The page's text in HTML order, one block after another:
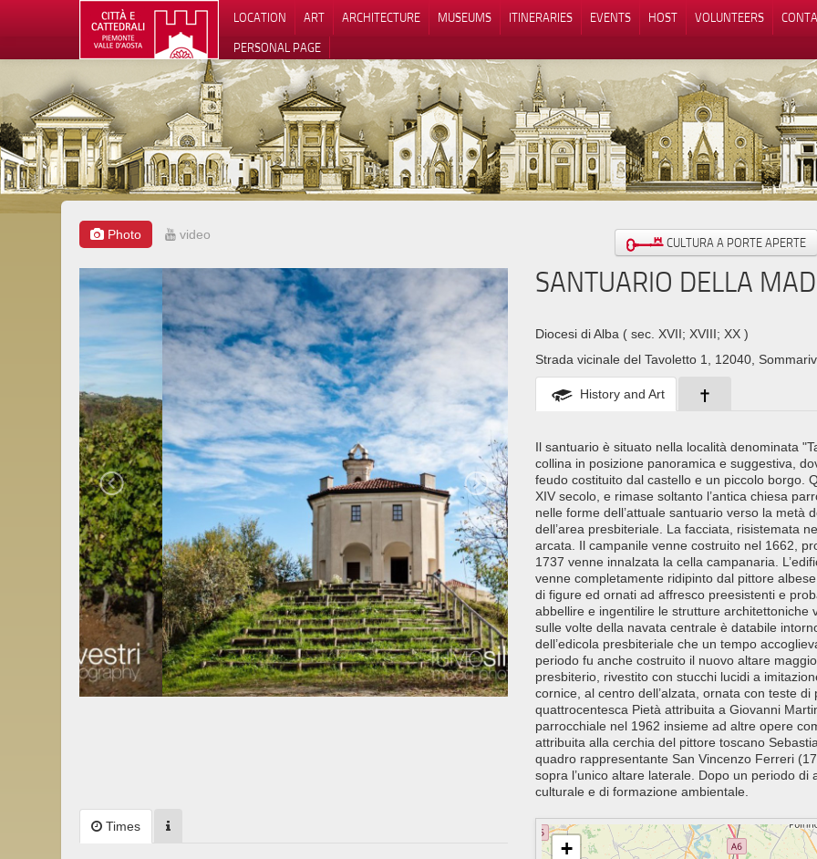
LOCATION ART ARCHITECTURE MUSEUMS ITINERARIES EVENTS HOST VOLUNTEERS
PERSONAL PAGE
Photo video CULTURA A PORTE APERTE
SANTUARIO DELLA
Diocesi di Alba ( sec. XVII; XVIII; XX )
Strada vicinale del Tavoletto 1, 12040,
History and Art
Il santuario è situato nella località denominata
collina in posizione panoramica e suggestiva,
feudo costituito dal castello e un piccolo borgo.
XIV secolo, e rimase soltanto l’antica chiesa
nelle forme dell’attuale santuario verso la metà
dell’area presbiteriale. La facciata, risistemata
arcata. Il campanile venne costruito nel 1662,
1737 venne innalzata la cella campanaria.
venne completamente ridipinto dal pittore
di figure ed ornati ad affresco preesistenti e
abbellire e ingentilire le strutture architettoniche
sulle volte della navata centrale è databile
dell’edicola presbiteriale che un tempo
periodo fu anche costruito il nuovo altare
presbiterio, rivestito con stucchi lucidi a
cornice, al centro dell’alzata, ornata con teste
quattrocentesca Pietà attribuita a Giovanni
parrocchiale nel 1962 insieme ad altre opere
attribuita alla cerchia del pittore toscano
quadro rappresentante San Vincenzo Ferreri
sopra l’unico altare laterale. Dopo un periodo
culturale e di formazione ambientale.
Times
+
Your Privacy Choices